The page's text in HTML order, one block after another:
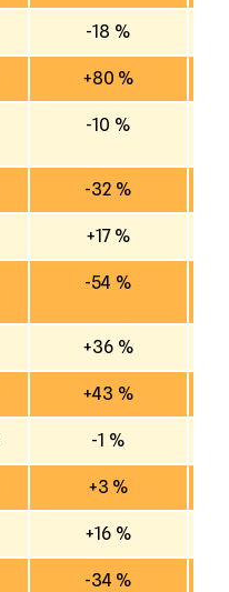
-18 %
+80 %
-10 %
-32 %
+17 %
-54 %
+36 %
+43 %
-1 %
+3 %
+16 %
-34 %